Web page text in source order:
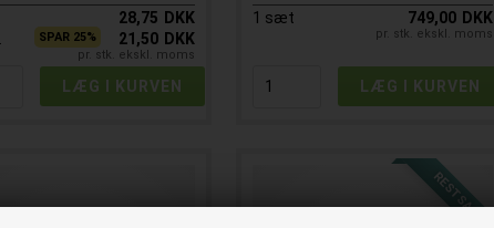
28,75 DKK
SPAR 25% 21,50 DKK
pr. stk. ekskl. moms
1 sæt 749,00 DKK
pr. stk. ekskl. moms
RESTSALG